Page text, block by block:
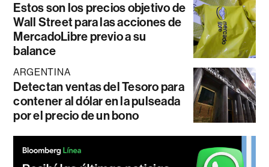
Estos son los precios objetivo de
Wall Street para las acciones de
MercadoLibre previo a su
balance
ARGENTINA
Detectan ventas del Tesoro para
contener al dólar en la pulseada
por el precio de un bono